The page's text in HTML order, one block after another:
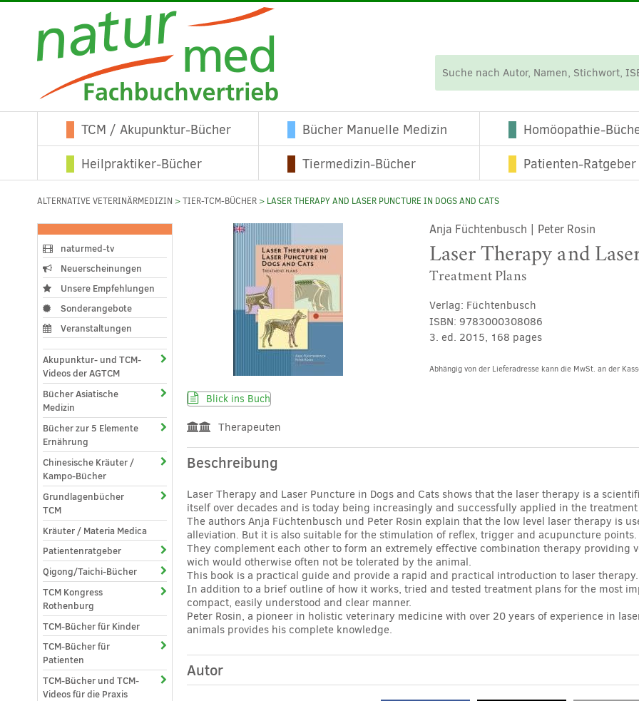
TCM / Akupunktur-Bücher Bücher Manuelle Medizin Homöopathie-
Heilpraktiker-Bücher
Tiermedizin-Bücher Patienten-Ratgeber
ALTERNATIVE VETERINÄRMEDIZIN >TIER-TCM-BÜCHER > LASER THERAPY AND LASER PUNCTURE IN DOGS AND CATS
Blick ins Buch
Therapeuten
Anja Füchtenbusch Peter Rosin
Laser Therapy and
Treatment Plans
Verlag: Füchtenbusch
ISBN: 9783000308086
3. ed. 2015, 168 pages
Abhängig von der Lieferadresse kann die MwSt. an der
Beschreibung
Laser Therapy and Laser Puncture in Dogs and Cats shows that the laser therapy is a
itself over decades and is today being increasingly and successfully applied in the
The authors Anja Füchtenbusch und Peter Rosin explain that the low level laser therapy is
alleviation. But it is also suitable for the stimulation of reflex, trigger and acupuncture points.
They complement each other to form an extremely effective combination therapy providing
wich would otherwise often not be tolerated by the animal.
This book is a practical guide and provide a rapid and practical introduction to laser therapy.
In addition to a brief outline of how it works, tried and tested treatment plans for the most
compact, easily understood and clear manner.
Peter Rosin, a pioneer in holistic veterinary medicine with over 20 years of experience in
animals provides his complete knowledge.
Autor
naturmed-tv
Neuerscheinungen
Unsere Empfehlungen
Sonderangebote
Veranstaltungen
Akupunktur- und TCM-
Videos der AGTCM
Bücher Asiatische
Medizin
Bücher zur 5 Elemente
Ernährung
Chinesische Kräuter /
Kampo-Bücher
Grundlagenbücher
TCM
Kräuter / Materia Medica
Patientenratgeber
Qigong/Taichi-Bücher
TCM Kongress
Rothenburg
TCM-Bücher für Kinder
TCM-Bücher für
Patienten
TCM-Bücher und TCM-
Videos für die Praxis